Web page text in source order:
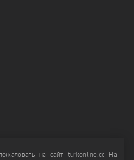
на сайт turkonline.cc На